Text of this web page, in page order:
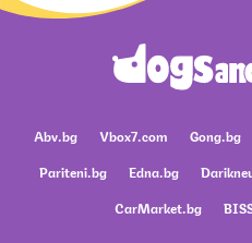
Abv.bg Vbox7.com Gong.bg
Pariteni.bg
Edna.bg
CarMarket.bg